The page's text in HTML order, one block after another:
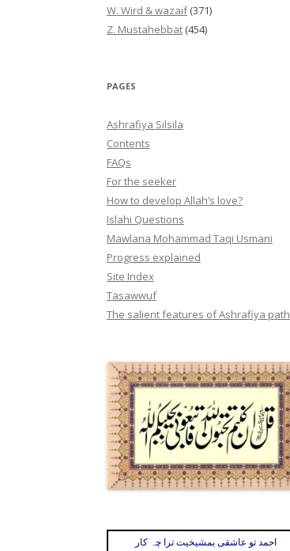
W. Wird & wazaif(371)
Z. Mustahebbat (454)
PAGES
Ashrafiya Silsila
Contents
FAQs
For the seeker
How to develop Allah’s love?
Islahi Questions
Mawlana Mohammad Taqi Usmani
Progress explained
Site Index
Tasawwuf
The salient features of Ashrafiya path
احمد تو عاشقی بمشیخیت ترا چہ کار